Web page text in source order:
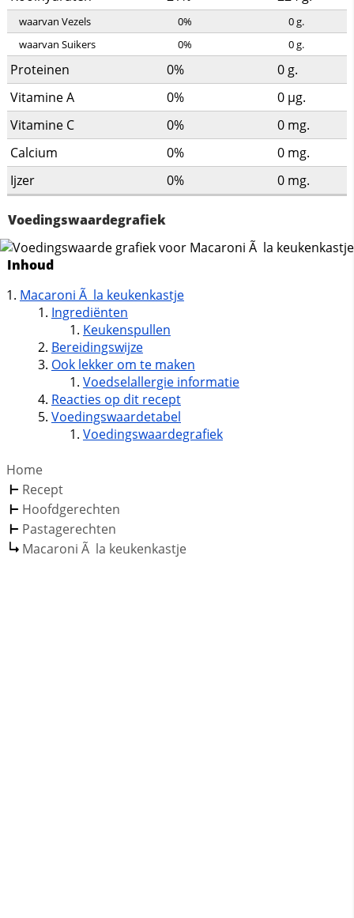
waarvan Vezels 0% 0g.
waarvan Suikers
0% 0g.
Proteinen 0% 0g.
Vitamine A
0% 0 µg.
Vitamine C
0% 0 mg.
Calcium
0% 0 mg.
Ijzer
0% 0 mg.
Voedingswaardegrafiek
Inhoud
Macaroni Ã la keukenkastje
Ingrediënten
Keukenspullen
Bereidingswijze
Ook lekker om te maken
Voedselallergie informatie
Reacties op dit recept
Voedingswaardetabel
Voedingswaardegrafiek
Home
Recept
Hoofdgerechten
Pastagerechten
Macaroni Ã la keukenkastje